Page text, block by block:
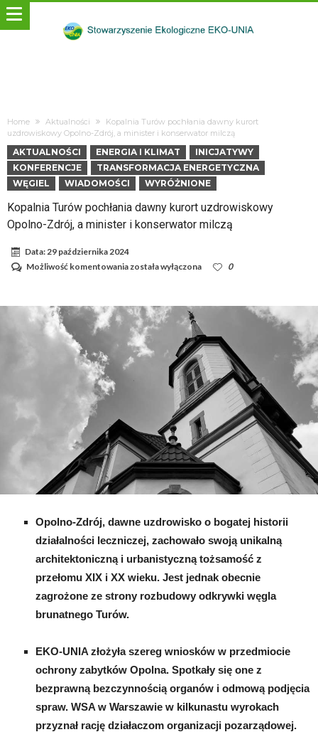
Home Aktualności
Kopalnia Turów pochłania dawny kurort
uzdrowiskowy Opolno-Zdrój, a minister i konserwator milczą
AKTUALNOŚCI ENERGIA I KLIMAT
INICJATYWY
KONFERENCJE
TRANSFORMACJA ENERGETYCZNA
WĘGIEL
WIADOMOŚCI WYRÓŻNIONE
Kopalnia Turów pochłania dawny kurort uzdrowiskowy
Opolno-Zdrój, a minister i konserwator milczą
Data:29 października 2024
Możliwość komentowania Kopalnia
kurort
uzdrowiskowy
Opolno-
Zdrój,
a
konserwator
została wyłączona 0
Opolno-Zdrój, dawne uzdrowisko o bogatej historii
działalności leczniczej, zachowało swoją unikalną
architektoniczną i urbanistyczną tożsamość z
przełomu XIX i XX wieku. Jest jednak obecnie
zagrożone ze strony rozbudowy odkrywki węgla
brunatnego Turów.
EKO-UNIA złożyła szereg wniosków w przedmiocie
ochrony zabytków Opolna. Spotkały się one z
bezprawną bezczynnością organów i odmową podjęcia
spraw. WSA w Warszawie w kilkunastu wyrokach
przyznał rację działaczom organizacji pozarządowej.